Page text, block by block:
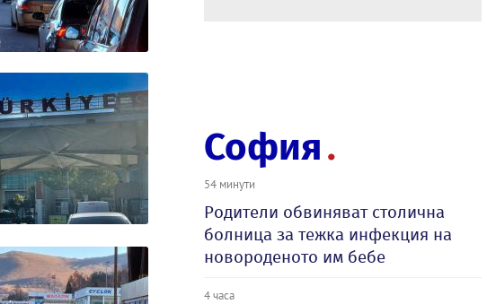
София
54 минути
Родители обвиняват столична
болница за тежка инфекция на
новороденото им бебе
4 часа